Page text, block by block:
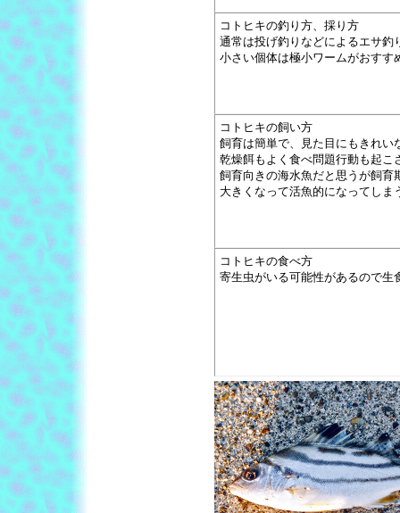
コトヒキの釣り方、採り方
通常は投げ釣りなどによるエサ釣
小さい個体は極小ワームがおすす
コトヒキの飼い方
飼育は簡単で、見た目にもきれい
乾燥餌もよく食べ問題行動も起こ
飼育向きの海水魚だと思うが飼育
大きくなって活魚的になってし
コトヒキの食べ方
寄生虫がいる可能性があるので生